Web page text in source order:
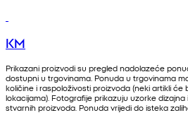
KM
Prikazani proizvodi su pregled nadolazeće
dostupni u trgovinama. Ponuda u trgovinama
količine i raspoloživosti proizvoda (neki artikli
lokacijama). Fotografije prikazuju uzorke
stvarnih proizvoda. Ponuda vrijedi do isteka